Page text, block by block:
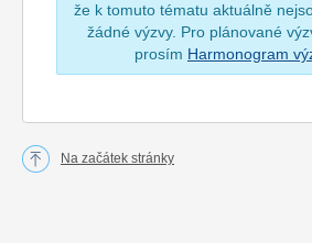
že k tomuto tématu aktuálně
žádné výzvy. Pro plánované
prosím Harmonogram
Na začátek stránky